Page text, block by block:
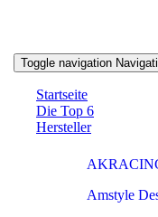
Toggle navigation
Startseite
Die Top 6
Hersteller
Amstyle